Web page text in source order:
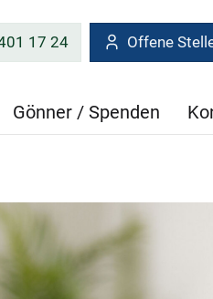
17 24 Offene
Gönner / Spenden